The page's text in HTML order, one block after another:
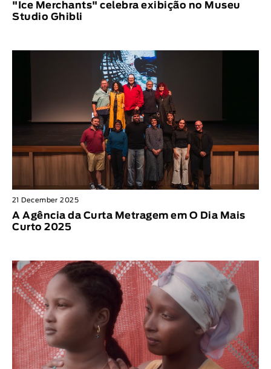
"Ice Merchants" celebra exibição no Museu
Studio Ghibli
21 December 2025
A Agência da Curta Metragem em O Dia Mais
Curto 2025